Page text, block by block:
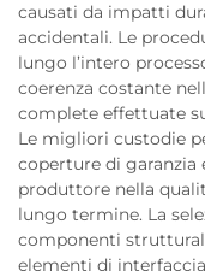
causati da impatti
accidentali. Le
lungo l’intero
coerenza costante
complete effettuate
Le migliori custodie
coperture di garanzia
produttore nella
lungo termine. La
componenti
elementi di